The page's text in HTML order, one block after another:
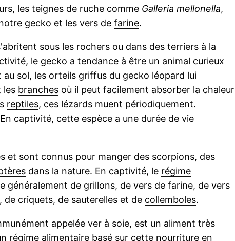
les teignes de ruche comme Galleria mellonella,
gecko et les vers de farine.
sous les rochers ou dans des terriers à la
le gecko a tendance à être un animal curieux
sol, les orteils griffus du gecko léopard lui
les branches où il peut facilement absorber la chaleur
reptiles, ces lézards muent périodiquement.
captivité, cette espèce a une durée de vie
et sont connus pour manger des scorpions, des
dans la nature. En captivité, le régime
généralement de grillons, de vers de farine, de vers
de criquets, de sauterelles et de collemboles.
appelée ver à soie, est un aliment très
régime alimentaire basé sur cette nourriture en